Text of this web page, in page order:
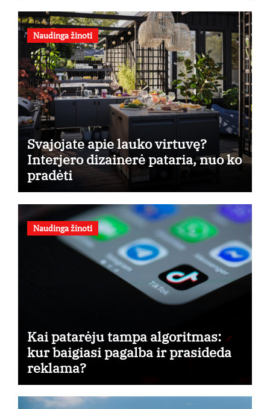
Naudinga žinoti
Svajojate apie lauko virtuvę?
Interjero dizainerė pataria, nuo ko
pradėti
Naudinga žinoti
Kai patarėju tampa algoritmas:
kur baigiasi pagalba ir prasideda
reklama?